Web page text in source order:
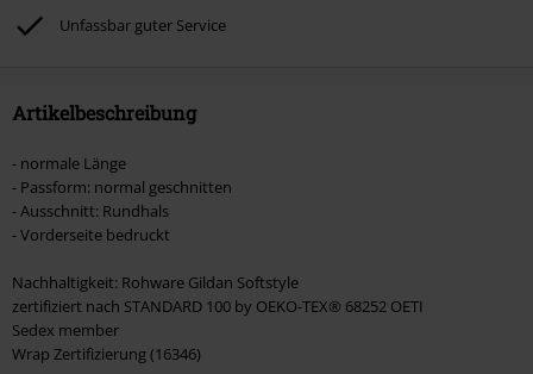
Böhse Onkelz, Broilers, Die Ärzte, Die Toten Hosen, Metality, Gutscheine &
Artikel, die einen Spendenbeitrag beinhalten.
Unfassbar guter Service
Artikelbeschreibung
- normale Länge
- Passform: normal geschnitten
- Ausschnitt: Rundhals
- Vorderseite bedruckt
Nachhaltigkeit: Rohware Gildan Softstyle
zertifiziert nach STANDARD 100 by OEKO-TEX® 68252 OETI
Sedex member
Wrap Zertifizierung (16346)